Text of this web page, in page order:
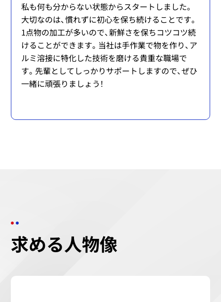
私も何も分からない状態からスタートしました。
大切なのは、慣れずに初心を保ち続けることです。
1点物の加工が多いので、新鮮さを保ちコツコツ続
けることができます。当社は手作業で物を作り、ア
ルミ溶接に特化した技術を磨ける貴重な職場で
す。先輩としてしっかりサポートしますので、ぜひ
一緒に頑張りましょう！
求める人物像